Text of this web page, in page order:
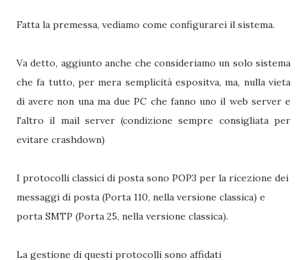
Fatta la premessa, vediamo come configurarei il sistema.
Va detto, aggiunto anche che consideriamo un solo sistema
che fa tutto, per mera semplicità espositva, ma, nulla vieta
di avere non una ma due PC che fanno uno il web server e
l'altro il mail server (condizione sempre consigliata per
evitare crashdown)
I protocolli classici di posta sono POP3 per la ricezione dei
messaggi di posta (Porta 110, nella versione classica) e
porta SMTP (Porta 25, nella versione classica).
La gestione di questi protocolli sono affidati